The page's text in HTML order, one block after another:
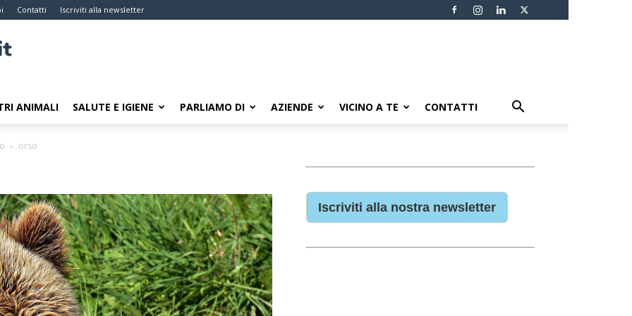
Contatti Iscriviti alla newsletter
ANIMALI SALUTE E IGIENE PARLIAMO DI AZIENDE VICINO A TE CONTATTI
orso
Iscriviti alla nostra newsletter